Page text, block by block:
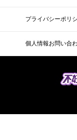
プライバシーポリ
個人情報お問い合